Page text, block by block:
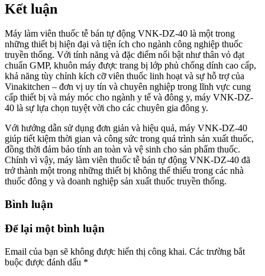
Kết luận
Máy làm viên thuốc tễ bán tự động VNK-DZ-40 là một trong
những thiết bị hiện đại và tiện ích cho ngành công nghiệp thuốc
truyền thống. Với tính năng và đặc điểm nổi bật như thân vỏ đạt
chuẩn GMP, khuôn máy được trang bị lớp phủ chống dính cao cấp,
khả năng tùy chỉnh kích cỡ viên thuốc linh hoạt và sự hỗ trợ của
Vinakitchen – đơn vị uy tín và chuyên nghiệp trong lĩnh vực cung
cấp thiết bị và máy móc cho ngành y tế và đông y, máy VNK-DZ-
40 là sự lựa chọn tuyệt vời cho các chuyên gia đông y.
Với hướng dẫn sử dụng đơn giản và hiệu quả, máy VNK-DZ-40
giúp tiết kiệm thời gian và công sức trong quá trình sản xuất thuốc,
đồng thời đảm bảo tính an toàn và vệ sinh cho sản phẩm thuốc.
Chính vì vậy, máy làm viên thuốc tễ bán tự động VNK-DZ-40 đã
trở thành một trong những thiết bị không thể thiếu trong các nhà
thuốc đông y và doanh nghiệp sản xuất thuốc truyền thống.
Bình luận
Để lại một bình luận
Email của bạn sẽ không được hiển thị công khai. Các trường bắt
buộc được đánh dấu *